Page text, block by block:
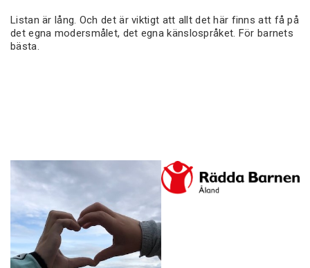
Listan är lång. Och det är viktigt att allt det här finns att få på
det egna modersmålet, det egna känslospråket. För barnets
bästa.